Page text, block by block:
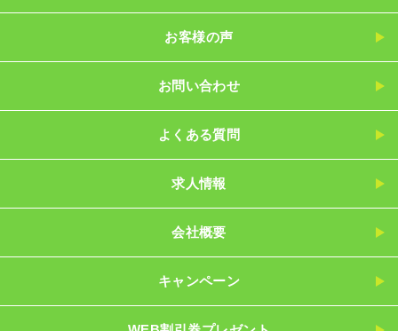
お客様の声
お問い合わせ
よくある質問
求人情報
会社概要
キャンペーン